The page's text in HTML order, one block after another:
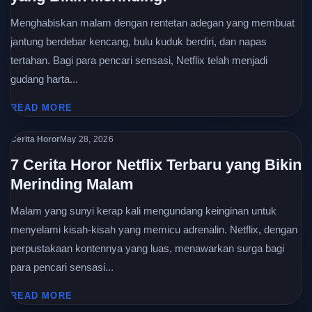
Menghabiskan malam dengan rentetan adegan yang membuat
jantung berdebar kencang, bulu kuduk berdiri, dan napas
tertahan. Bagi para pencari sensasi, Netflix telah menjadi
gudang harta...
READ MORE
Cerita HororMay 28, 2026
7 Cerita Horor Netflix Terbaru yang Bikin
Merinding Malam
Malam yang sunyi kerap kali mengundang keinginan untuk
menyelami kisah-kisah yang memicu adrenalin. Netflix, dengan
perpustakaan kontennya yang luas, menawarkan surga bagi
para pencari sensasi...
READ MORE